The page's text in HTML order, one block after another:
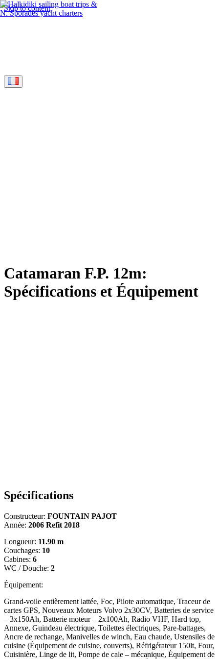
Skip to content
Catamaran F.P. 12m:
Spécifications et Équipement
Spécifications
Constructeur: FOUNTAIN PAJOT
Année: 2006 Refit 2018
Longueur: 11.90 m
Couchages: 10
Cabines: 6
WC / Douche: 2
Équipement:
Grand-voile entièrement lattée, Foc, Pilote automatique, Traceur de
cartes GPS, Nouveaux Moteurs Volvo 2x30CV, Batteries de service
– 3x150Ah, Batterie moteur – 2x100Ah, Radio VHF, Hard top,
Annexe, Guindeau électrique, Toilettes électriques, Pare-battages,
Ancre de rechange, Manivelles de winch, Eau chaude, Ustensiles de
cuisine (Équipement de cuisine, couverts), Réfrigérateur 150lt, Four,
Cuisinière, Linge de lit, Pompe de cale – mécanique, Équipement de